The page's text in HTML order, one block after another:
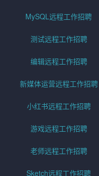
MySQL远程工作招聘
测试远程工作招聘
编辑远程工作招聘
新媒体运营远程工作招聘
小红书远程工作招聘
游戏远程工作招聘
老师远程工作招聘
Sketch远程工作招聘